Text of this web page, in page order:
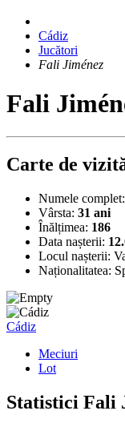
Cádiz
Jucători
Fali Jiménez
Fali
Carte de
Numele complet:
Vârsta: 31 ani
Înălțimea: 186
Data nașterii:
Locul nașterii:
Naționalitatea:
Cádiz
Meciuri
Lot
Statistici Fali